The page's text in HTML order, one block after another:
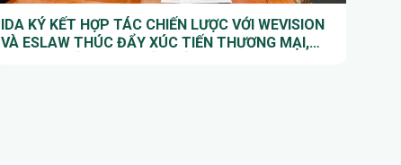
IDA KÝ KẾT HỢP TÁC CHIẾN LƯỢC VỚI WEVISION
VÀ ESLAW THÚC ĐẨY XÚC TIẾN THƯƠNG MẠI,